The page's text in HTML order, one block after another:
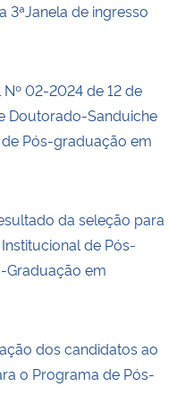
3ªJanela de ingresso
02-2024 de 12 de
Doutorado-Sanduiche
Pós-graduação em
da seleção para
de Pós-
Graduação em
dos candidatos ao
o Programa de Pós-